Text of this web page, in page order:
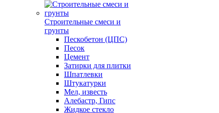
Строительные смеси и
грунты
Пескобетон (ЦПС)
Песок
Цемент
Затирки для плитки
Шпатлевки
Штукатурки
Мел, известь
Алебастр, Гипс
Жидкое стекло